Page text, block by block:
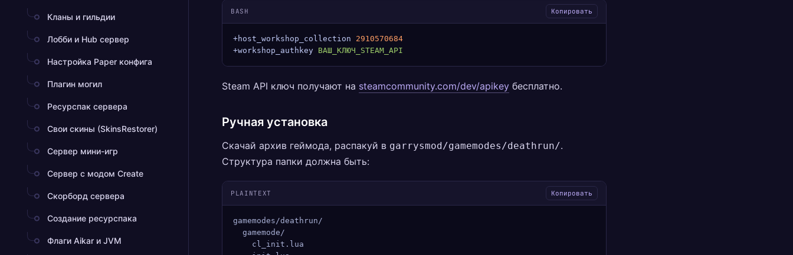
Кланы и гильдии
Лобби и Hub сервер
Настройка Paper конфига
Плагин могил
Ресурспак сервера
Свои скины (SkinsRestorer)
Сервер мини-игр
Сервер с модом Create
Скорборд сервера
Создание ресурспака
Флаги Aikar и JVM
BASH Копировать
+host_workshop_collection 2910570684
+workshop_authkey ВАШ_КЛЮЧ_STEAM_API
Steam API ключ получают на steamcommunity.com/dev/apikey бесплатно.
Ручная установка
Скачай архив геймода, распакуй в garrysmod/gamemodes/deathrun/.
Структура папки должна быть:
PLAINTEXT Копировать
gamemodes/deathrun/
  gamemode/
    cl_init.lua